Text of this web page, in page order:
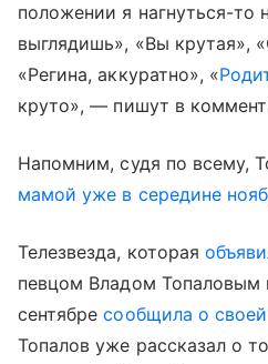
положении я нагнуться-то
выглядишь», «Вы крутая»,
«Регина, аккуратно», «
круто», — пишут в
Напомним, судя по всему,
мамой уже в середине
Телезвезда, которая
певцом Владом Топаловым
сентябресообщила о
Топалов уже рассказал о